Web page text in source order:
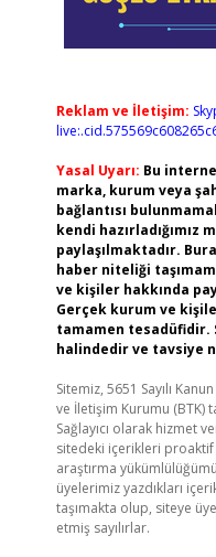
Reklam ve İletişim:
Yasal Uyarı: Bu
marka, kurum veya
bağlantısı
kendi hazırladığımız
paylaşılmaktadır.
haber niteliği
ve kişiler hakkında
Gerçek kurum ve
tamamen
halindedir ve tavsiye
Sitemiz, 5651 Sayılı
ve İletişim Kurumu (BTK)
Sağlayıcı olarak hizmet
sitedeki içerikleri
araştırma
üyelerimiz yazdıkları
taşımakta olup, siteye
etmiş sayılırlar.